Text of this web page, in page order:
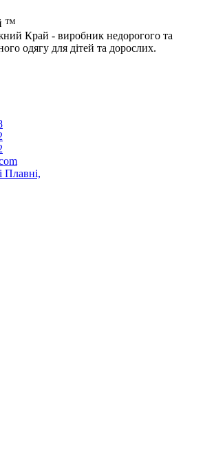
™
Край - виробник недорогого та
одягу для дітей та дорослих.
Плавні,